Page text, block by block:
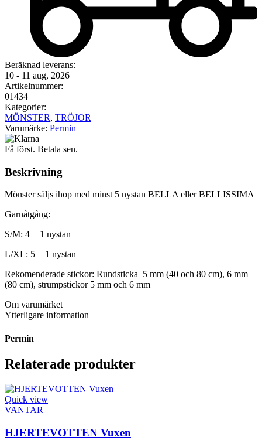
Beräknad leverans:
10 - 11 aug, 2026
Artikelnummer:
01434
Kategorier:
MÖNSTER, TRÖJOR
Varumärke: Permin
Få först. Betala sen.
Beskrivning
Mönster säljs ihop med minst 5 nystan BELLA eller BELLISSIMA
Garnåtgång:
S/M: 4 + 1 nystan
L/XL: 5 + 1 nystan
Rekomenderade stickor: Rundsticka 5 mm (40 och 80 cm), 6 mm
(80 cm), strumpstickor 5 mm och 6 mm
Om varumärket
Ytterligare information
Permin
Relaterade produkter
Quick view
VANTAR
HJERTEVOTTEN Vuxen